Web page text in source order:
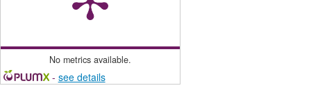
No metrics available.
- see details